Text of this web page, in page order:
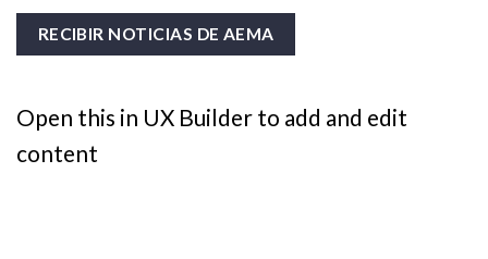
Open this in UX Builder to add and edit
content